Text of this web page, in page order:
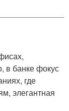
в банке фокус
где
элегантная